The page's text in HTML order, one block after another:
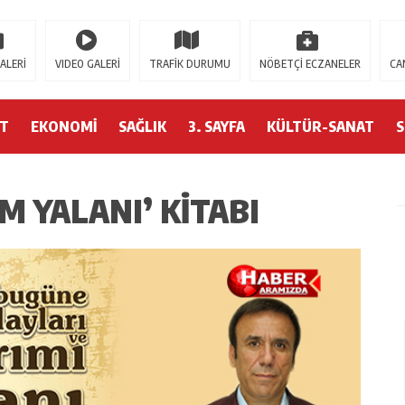
VIDEO GALERİ TRAFİK DURUMU NÖBETÇİ ECZANELER
EKONOMİ SAĞLIK 3. SAYFA KÜLTÜR-SANAT
YALANI’ KITABI